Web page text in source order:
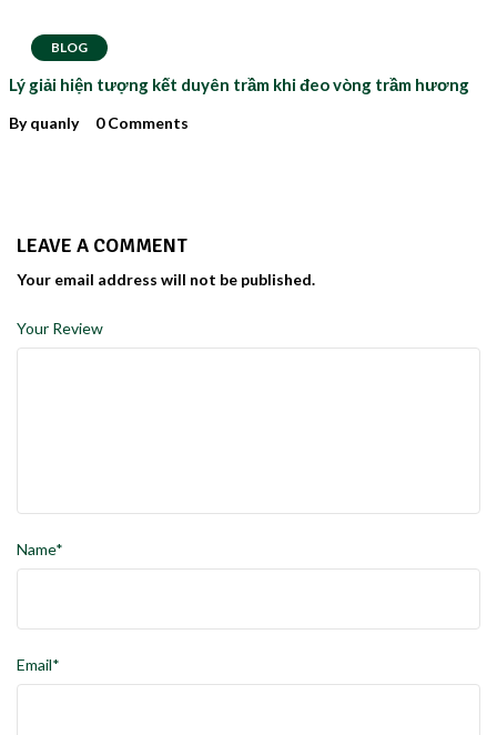
BLOG
Lý giải hiện tượng kết duyên trầm khi đeo vòng trầm hương
By quanly 0 Comments
LEAVE A COMMENT
Your email address will not be published.
Your Review
Name*
Email*